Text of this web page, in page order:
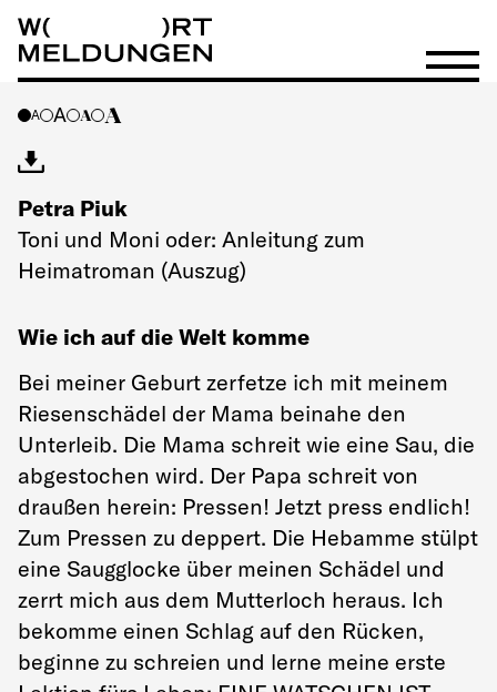
Wortmeldungen
A A A A
Petra Piuk
Toni und Moni oder: Anleitung zum
Heimatroman (Auszug)
Wie ich auf die Welt komme
Bei meiner Geburt zerfetze ich mit meinem
Riesenschädel der Mama beinahe den
Unterleib. Die Mama schreit wie eine Sau, die
abgestochen wird. Der Papa schreit von
draußen herein: Pressen! Jetzt press endlich!
Zum Pressen zu deppert. Die Hebamme stülpt
eine Saugglocke über meinen Schädel und
zerrt mich aus dem Mutterloch heraus. Ich
bekomme einen Schlag auf den Rücken,
beginne zu schreien und lerne meine erste